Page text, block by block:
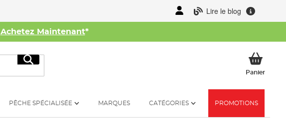
Lire le blog
Achetez Maintenant*
Rechercher
PanierMon
PÊCHE SPÉCIALISÉE MARQUES CATÉGORIES PROMOTIONS